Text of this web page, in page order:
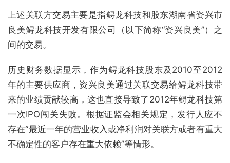
上述关联方交易主要是指鲟龙科技和股东湖南省资兴市
良美鲟龙科技开发有限公司（以下简称“资兴良美”）之
间的交易。
历史财务数据显示，作为鲟龙科技股东及2010至2012
年的主要供应商，资兴良美通过关联交易给鲟龙科技带
来的业绩贡献较高，这也直接导致了2012年鲟龙科技第
一次IPO闯关失败。根据证监会相关规定，发行人应不
存在“最近一年的营业收入或净利润对关联方或者有重大
不确定性的客户存在重大依赖”等情形。